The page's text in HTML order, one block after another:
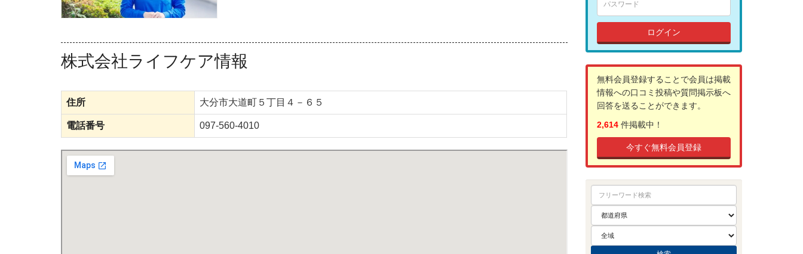
株式会社ライフケア情報
住所 大分市大道町５丁目４－６５
電話番号 097-560-4010
ログイン
無料会員登録することで会員は掲載
情報への口コミ投稿や質問掲示板へ
回答を送ることができます。
2,614件掲載中！
今すぐ無料会員登録